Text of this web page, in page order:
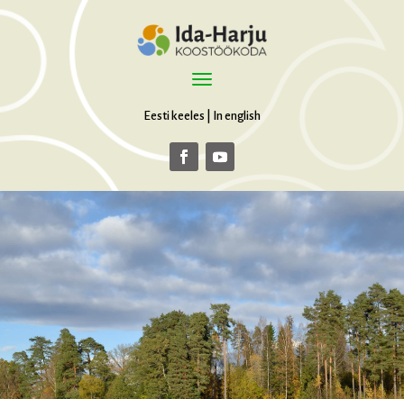
Eesti keeles In english